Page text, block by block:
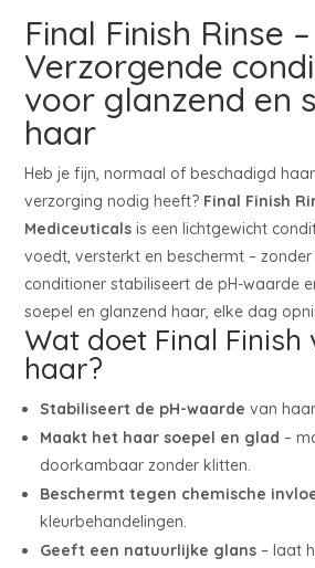
Final Finish Rinse –
Verzorgende
voor glanzend en
haar
Heb je fijn, normaal of beschadigd
verzorging nodig heeft? Final Finish
Mediceuticals is een lichtgewicht
voedt, versterkt en beschermt –
conditioner stabiliseert de pH-waarde
soepel en glanzend haar, elke dag
Wat doet Final Finish
haar?
Stabiliseert de pH-waarde van
Maakt het haar soepel en glad –
doorkambaar zonder klitten.
Beschermt tegen chemische
kleurbehandelingen.
Geeft een natuurlijke glans – laat